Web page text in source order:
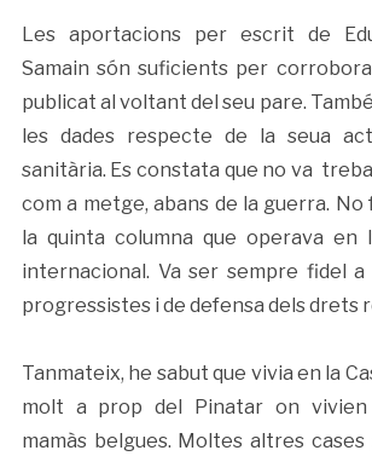
Les aportacions per escrit de
Samain són suficients per
publicat al voltant del seu pare.
les dades respecte de la seua
sanitària. Es constata que no va
com a metge, abans de la guerra.
la quinta columna que operava en
internacional. Va ser sempre fidel a
progressistes i de defensa dels drets
Tanmateix, he sabut que vivia en la
molt a prop del Pinatar on vivien
mamàs belgues. Moltes altres